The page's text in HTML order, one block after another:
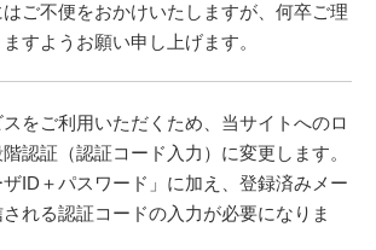
ご不便をおかけいたしますが、何卒ご理
すようお願い申し上げます。
をご利用いただくため、当サイトへのロ
認証（認証コード入力）に変更します。
ID＋パスワード」に加え、登録済みメー
れる認証コードの入力が必要になりま